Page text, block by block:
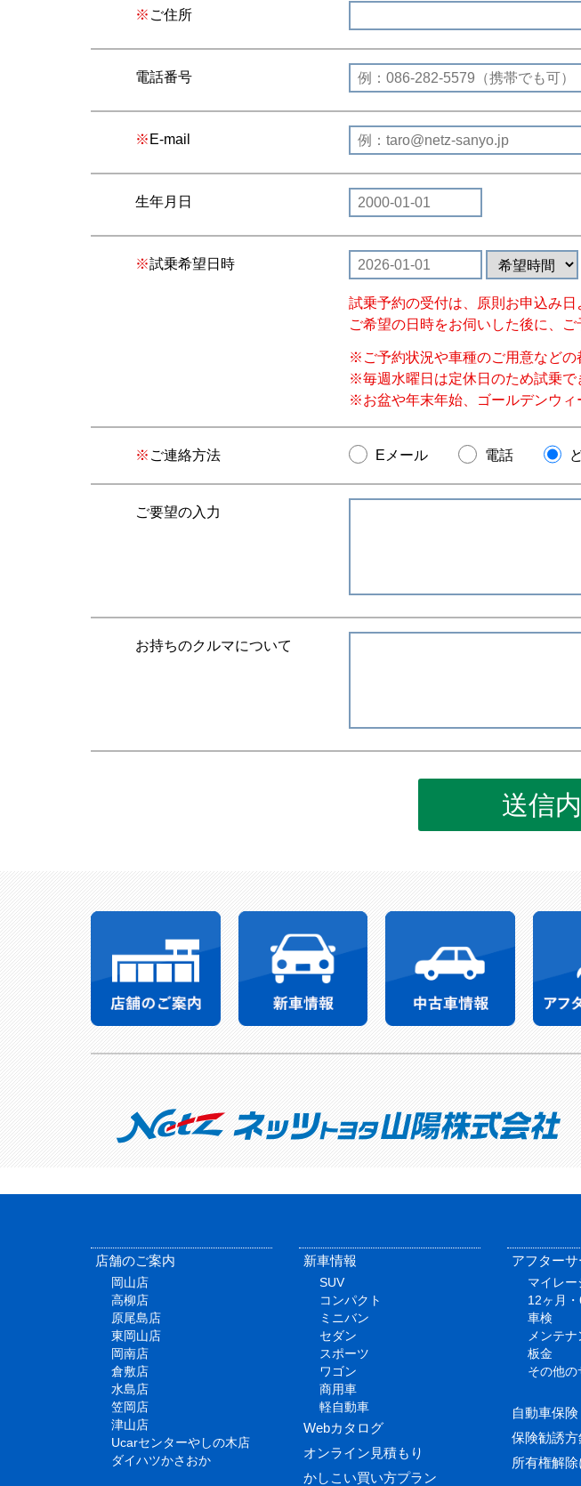
ご住所
電話番号
E-mail
生年月日
試乗希望日時
試乗予約の受付は、原則お申込み日
ご希望の日時をお伺いした後に、
※ご予約状況や車種のご用意などの
※毎週水曜日は定休日のため試乗で
※お盆や年末年始、ゴールデンウィ
ご連絡方法 Eメール 電話
ご要望の入力
お持ちのクルマについて
送信
店舗のご案内
岡山店
高柳店
原尾島店
東岡山店
岡南店
倉敷店
水島店
笠岡店
津山店
Ucarセンターやしの木店
ダイハツかさおか
新車情報
SUV
コンパクト
ミニバン
セダン
スポーツ
ワゴン
商用車
軽自動車
Webカタログ
オンライン見積もり
かしこい買い方プラン
アフターサ
マイレー
12ヶ月
車検
メンテナ
板金
その他の
自動車保険
保険勧誘方
所有権解